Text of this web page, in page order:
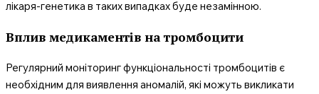
лікаря-генетика в таких випадках буде незамінною.
Вплив медикаментів на тромбоцити
Регулярний моніторинг функціональності тромбоцитів є
необхідним для виявлення аномалій, які можуть викликати